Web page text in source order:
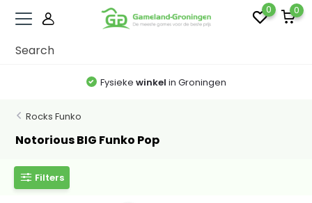
0 0
Fysieke winkel in Groningen
Rocks Funko
Notorious BIG Funko Pop
Filters